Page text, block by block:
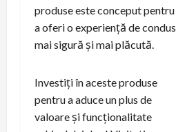
produse este conceput pentru
a oferi o experiență de condus
mai sigură și mai plăcută.
Investiți în aceste produse
pentru a aduce un plus de
valoare și funcționalitate